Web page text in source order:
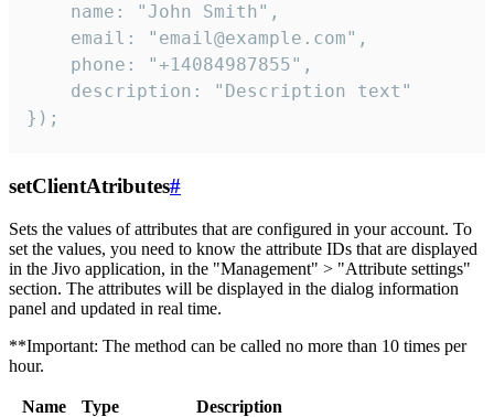
    name: "John Smith",
    email: "email@example.com",
    phone: "+14084987855",
    description: "Description text"
});
setClientAtributes#
Sets the values ​​of attributes that are configured in your account. To
set the values, you need to know the attribute IDs that are displayed
in the Jivo application, in the "Management" > "Attribute settings"
section. The attributes will be displayed in the dialog information
panel and updated in real time.
**Important: The method can be called no more than 10 times per
hour.
Name Type
Description